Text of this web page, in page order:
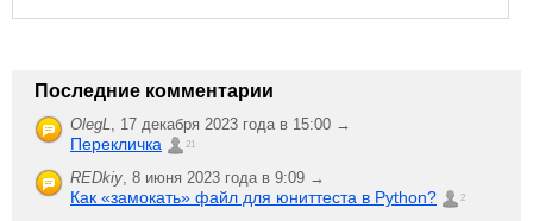
Последние комментарии
OlegL, 17 декабря 2023 года в 15:00 →
Перекличка 21
REDkiy, 8 июня 2023 года в 9:09 →
Как «замокать» файл для юниттеста в Python? 2